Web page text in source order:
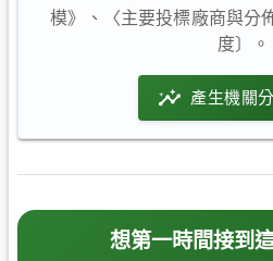
模》、〈主要投標廠商與分
度〕。
產生機關
想第一時間接到